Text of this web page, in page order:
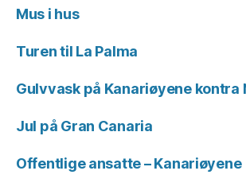
Mus i hus
Turen til La Palma
Gulvvask på Kanariøyene kontra
Jul på Gran Canaria
Offentlige ansatte – Kanariøyene